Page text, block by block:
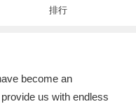
排行
become an
us with endless